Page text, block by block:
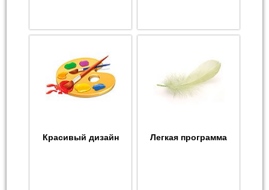
Красивый дизайн Легкая программа